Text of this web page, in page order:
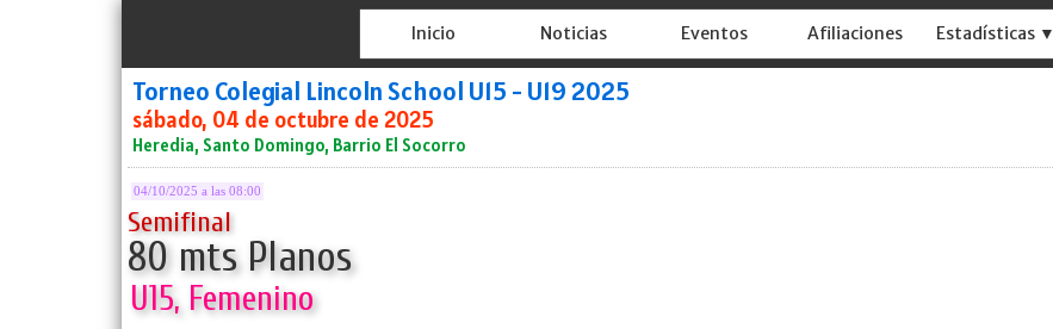
Inicio Noticias Eventos Afiliaciones Estadísticas ▼
Torneo Colegial Lincoln School U15 - U19 2025
sábado, 04 de octubre de 2025
Heredia, Santo Domingo, Barrio El Socorro
04/10/2025 a las 08:00
Semifinal
80 mts Planos
U15, Femenino